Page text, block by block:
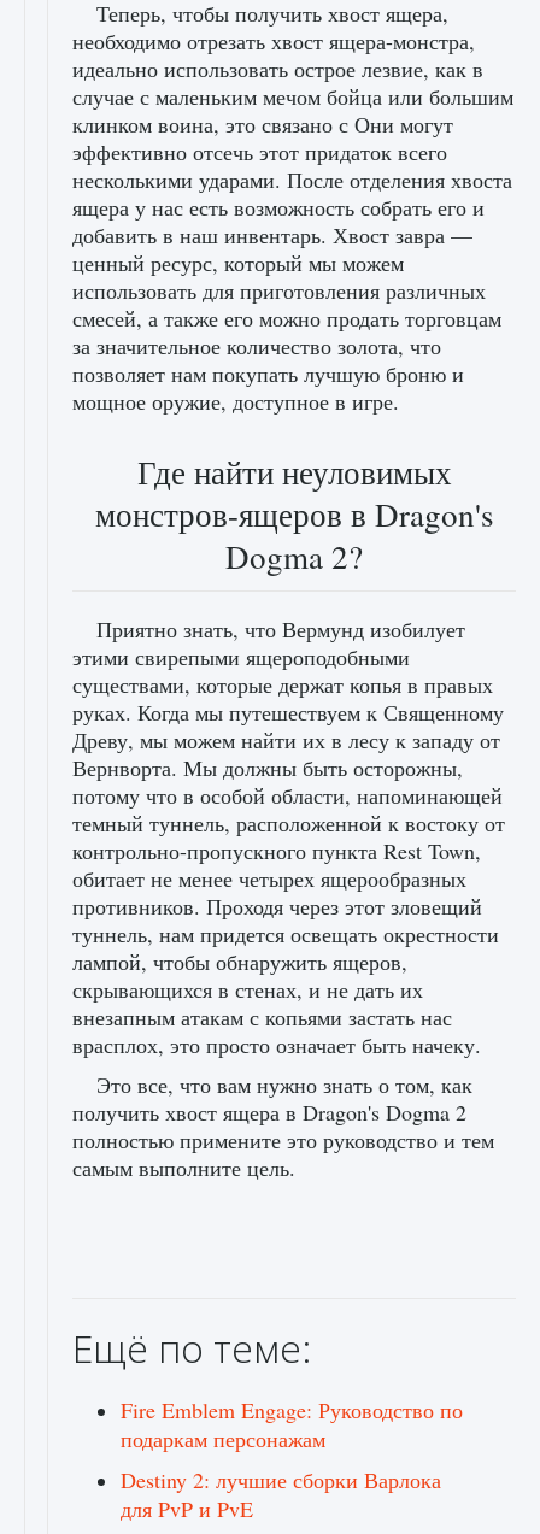
Теперь, чтобы получить хвост ящера,
необходимо отрезать хвост ящера-монстра,
идеально использовать острое лезвие, как в
случае с маленьким мечом бойца или большим
клинком воина, это связано с Они могут
эффективно отсечь этот придаток всего
несколькими ударами. После отделения хвоста
ящера у нас есть возможность собрать его и
добавить в наш инвентарь. Хвост завра —
ценный ресурс, который мы можем
использовать для приготовления различных
смесей, а также его можно продать торговцам
за значительное количество золота, что
позволяет нам покупать лучшую броню и
мощное оружие, доступное в игре.
Где найти неуловимых
монстров-ящеров в Dragon's
Dogma 2?
Приятно знать, что Вермунд изобилует
этими свирепыми ящероподобными
существами, которые держат копья в правых
руках. Когда мы путешествуем к Священному
Древу, мы можем найти их в лесу к западу от
Вернворта. Мы должны быть осторожны,
потому что в особой области, напоминающей
темный туннель, расположенной к востоку от
контрольно-пропускного пункта Rest Town,
обитает не менее четырех ящерообразных
противников. Проходя через этот зловещий
туннель, нам придется освещать окрестности
лампой, чтобы обнаружить ящеров,
скрывающихся в стенах, и не дать их
внезапным атакам с копьями застать нас
врасплох, это просто означает быть начеку.
Это все, что вам нужно знать о том, как
получить хвост ящера в Dragon's Dogma 2
полностью примените это руководство и тем
самым выполните цель.
Ещё по теме:
Fire Emblem Engage: Руководство по
подаркам персонажам
Destiny 2: лучшие сборки Варлока
для PvP и PvE